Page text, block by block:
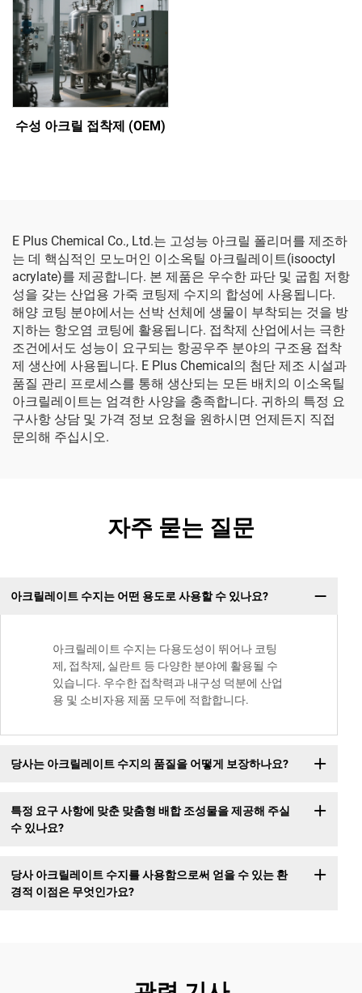
수성 아크릴 접착제 (OEM)
E Plus Chemical Co., Ltd.는 고성능 아크릴 폴리머를 제조하
는 데 핵심적인 모노머인 이소옥틸 아크릴레이트(isooctyl
acrylate)를 제공합니다. 본 제품은 우수한 파단 및 굽힘 저항
성을 갖는 산업용 가죽 코팅제 수지의 합성에 사용됩니다.
해양 코팅 분야에서는 선박 선체에 생물이 부착되는 것을 방
지하는 항오염 코팅에 활용됩니다. 접착제 산업에서는 극한
조건에서도 성능이 요구되는 항공우주 분야의 구조용 접착
제 생산에 사용됩니다. E Plus Chemical의 첨단 제조 시설과
품질 관리 프로세스를 통해 생산되는 모든 배치의 이소옥틸
아크릴레이트는 엄격한 사양을 충족합니다. 귀하의 특정 요
구사항 상담 및 가격 정보 요청을 원하시면 언제든지 직접
문의해 주십시오.
자주 묻는 질문
아크릴레이트 수지는 어떤 용도로 사용할 수 있나요?
아크릴레이트 수지는 다용도성이 뛰어나 코팅
제, 접착제, 실란트 등 다양한 분야에 활용될 수
있습니다. 우수한 접착력과 내구성 덕분에 산업
용 및 소비자용 제품 모두에 적합합니다.
당사는 아크릴레이트 수지의 품질을 어떻게 보장하나요?
특정 요구 사항에 맞춘 맞춤형 배합 조성물을 제공해 주실
수 있나요?
당사 아크릴레이트 수지를 사용함으로써 얻을 수 있는 환
경적 이점은 무엇인가요?